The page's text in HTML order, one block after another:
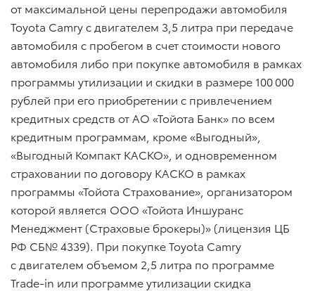
от максимальной цены перепродажи автомобиля
Toyota Camry с двигателем 3,5 литра при передаче
автомобиля с пробегом в счет стоимости нового
автомобиля либо при покупке автомобиля в рамках
программы утилизации и скидки в размере 100 000
рублей при его приобретении с привлечением
кредитных средств от АО «Тойота Банк» по всем
кредитным программам, кроме «Выгодный»,
«Выгодный Компакт КАСКО», и одновременном
страховании по договору КАСКО в рамках
программы «Тойота Страхование», организатором
которой является ООО «Тойота Иншуранс
Менеджмент (Страховые брокеры)» (лицензия ЦБ
РФ СБ№ 4339). При покупке Toyota Camry
с двигателем объемом 2,5 литра по программе
Trade-in или программе утилизации скидка